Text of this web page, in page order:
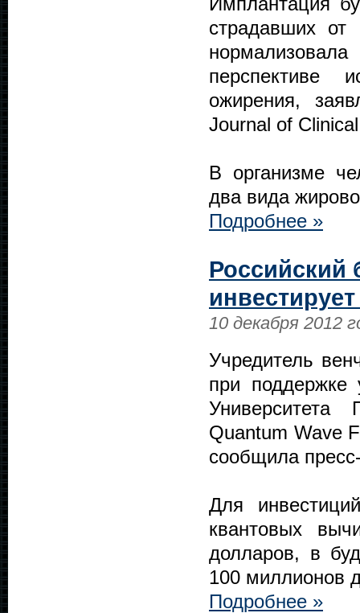
страдавших
перспективе
ожирения,
Journal of
В организме
два вида
Подробнее »
Российский
10 декабря 2012
Учредитель
при поддержке
Quantum Wave
сообщила
Для
квантовых
долларов, в
100 миллионов
Подробнее »